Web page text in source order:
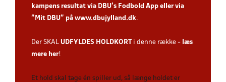
kampens resultat via DBU’s Fodbold App eller via
”Mit DBU” på www.dbujylland.dk.
Der SKAL UDFYLDES HOLDKORTi denne række - læs
mere her!
Et hold skal tage én spiller ud, så længe holdet er